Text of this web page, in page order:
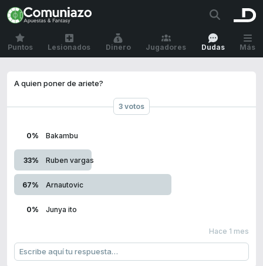
Puntos Lesionados Dinero Jugadores Dudas Más
A quien poner de ariete?
3 votos
0% Bakambu
33% Ruben vargas
67% Arnautovic
0% Junya ito
Hace 1 mes